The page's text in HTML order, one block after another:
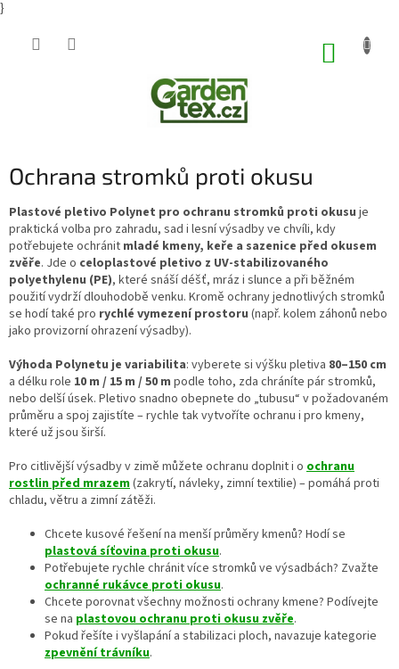
}
Ochrana stromků proti okusu
Plastové pletivo Polynet pro ochranu stromků proti okusu je
praktická volba pro zahradu, sad i lesní výsadby ve chvíli, kdy
potřebujete ochránit mladé kmeny, keře a sazenice před okusem
zvěře. Jde o celoplastové pletivo z UV-stabilizovaného
polyethylenu (PE), které snáší déšť, mráz i slunce a při běžném
použití vydrží dlouhodobě venku. Kromě ochrany jednotlivých stromků
se hodí také pro rychlé vymezení prostoru (např. kolem záhonů nebo
jako provizorní ohrazení výsadby).
Výhoda Polynetu je variabilita: vyberete si výšku pletiva 80–150 cm
a délku role 10 m / 15 m / 50 m podle toho, zda chráníte pár stromků,
nebo delší úsek. Pletivo snadno obepnete do „tubusu“ v požadovaném
průměru a spoj zajistíte – rychle tak vytvoříte ochranu i pro kmeny,
které už jsou širší.
Pro citlivější výsadby v zimě můžete ochranu doplnit i o ochranu
rostlin před mrazem(zakrytí, návleky, zimní textilie) – pomáhá proti
chladu, větru a zimní zátěži.
Chcete kusové řešení na menší průměry kmenů? Hodí se
plastová síťovina proti okusu.
Potřebujete rychle chránit více stromků ve výsadbách? Zvažte
ochranné rukávce proti okusu.
Chcete porovnat všechny možnosti ochrany kmene? Podívejte
se na plastovou ochranu proti okusu zvěře.
Pokud řešíte i vyšlapání a stabilizaci ploch, navazuje kategorie
zpevnění trávníku.